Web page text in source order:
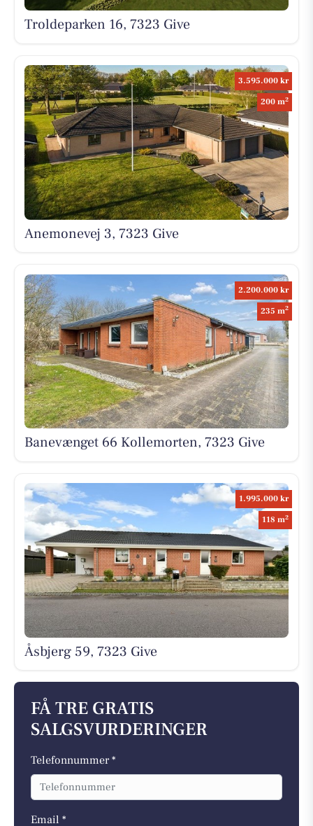
Troldeparken 16, 7323 Give
3.595.000 kr
200 m2
Anemonevej 3, 7323 Give
2.200.000 kr
235 m2
Banevænget 66 Kollemorten, 7323 Give
1.995.000 kr
118 m2
Åsbjerg 59, 7323 Give
FÅ TRE GRATIS
SALGSVURDERINGER
Telefonnummer *
Email *